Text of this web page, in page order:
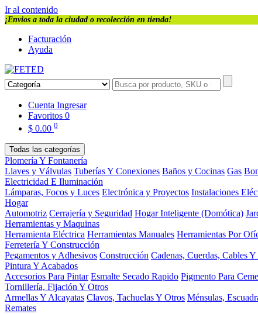
Ir al contenido
¡Envios a toda la ciudad o recolección en tienda!
Facturación
Ayuda
Cuenta Ingresar
Favoritos 0
$ 0.00 0
Todas las categorías
Plomería Y Fontanería
Llaves y Válvulas Tuberías Y Conexiones Baños y Cocinas Gas
Electricidad E Iluminación
Lámparas, Focos y Luces Electrónica y Proyectos Instalaciones
Hogar
Automotriz Cerrajería y Seguridad Hogar Inteligente (Domótica)
Herramientas y Maquinas
Herramienta Eléctrica Herramientas Manuales Herramientas Por
Ferretería Y Construcción
Pegamentos y Adhesivos Construcción Cadenas, Cuerdas, Cables
Pintura Y Acabados
Accesorios Para Pintar Esmalte Secado Rapido Pigmento Para
Tornillería, Fijación Y Otros
Armellas Y Alcayatas Clavos, Tachuelas Y Otros Ménsulas,
Remates